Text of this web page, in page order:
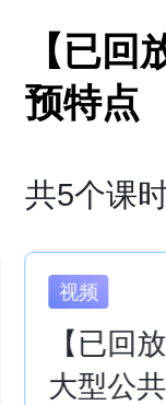
【已
预特点
共5个课
视频
【已回
大型公